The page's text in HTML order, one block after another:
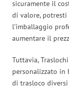
sicuramente il
di valore,
l’imballaggio
aumentare il
Tuttavia,
personalizzato in
di trasloco